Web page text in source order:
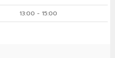
13:00 - 15:00